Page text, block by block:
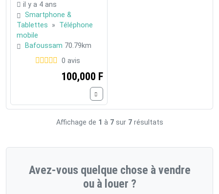
il y a 4 ans
Smartphone &
Tablettes » Téléphone
mobile
Bafoussam 70.79km
0 avis
100,000 F
Affichage de 1 à 7sur 7résultats
Avez-vous quelque chose à vendre
ou à louer ?